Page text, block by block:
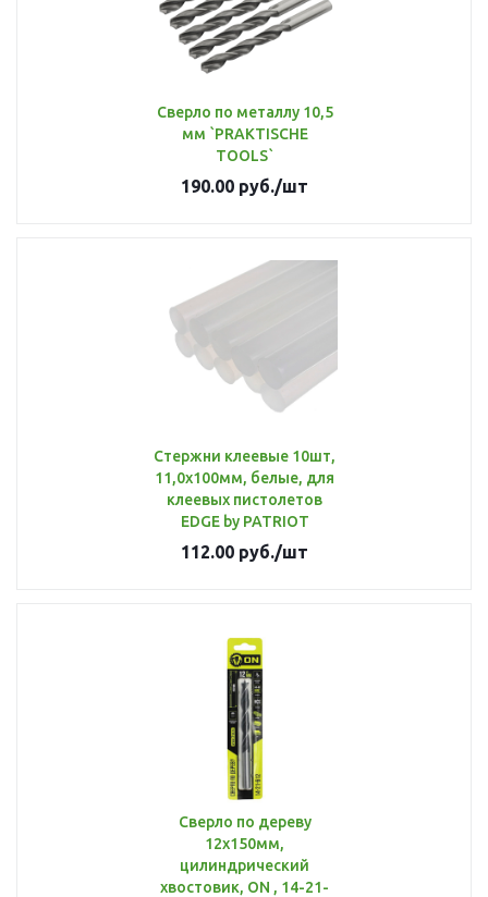
Сверло по металлу 10,5
мм `PRAKTISCHE
TOOLS`
190.00 руб./шт
Стержни клеевые 10шт,
11,0x100мм, белые, для
клеевых пистолетов
EDGE by PATRIOT
112.00 руб./шт
Сверло по дереву
12x150мм,
цилиндрический
хвостовик, ON , 14-21-